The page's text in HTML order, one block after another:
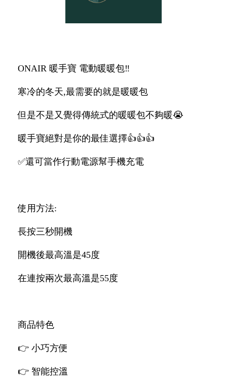
ONAIR 暖手寶 電動暖暖包‼️
寒冷的冬天,最需要的就是暖暖包
但是不是又覺得傳統式的暖暖包不夠暖😭
暖手寶絕對是你的最佳選擇👍👍👍
✅還可當作行動電源幫手機充電
使用方法:
長按三秒開機
開機後最高溫是45度
在連按兩次最高溫是55度
商品特色
👉 小巧方便
👉 智能控溫